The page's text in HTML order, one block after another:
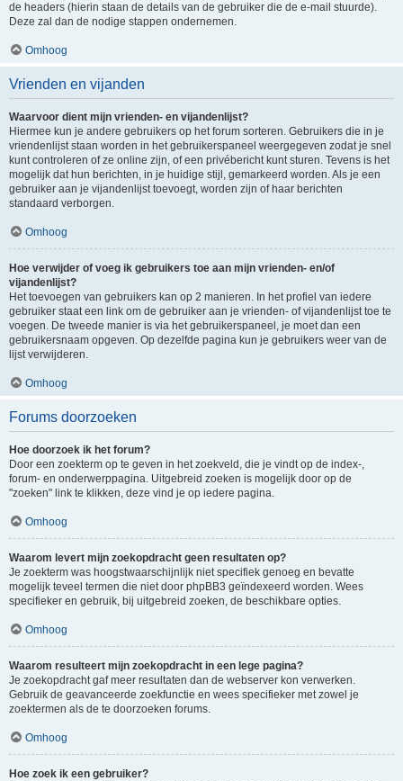
de headers (hierin staan de details van de gebruiker die de e-mail stuurde).
Deze zal dan de nodige stappen ondernemen.
Omhoog
Vrienden en vijanden
Waarvoor dient mijn vrienden- en vijandenlijst?
Hiermee kun je andere gebruikers op het forum sorteren. Gebruikers die in je
vriendenlijst staan worden in het gebruikerspaneel weergegeven zodat je snel
kunt controleren of ze online zijn, of een privébericht kunt sturen. Tevens is het
mogelijk dat hun berichten, in je huidige stijl, gemarkeerd worden. Als je een
gebruiker aan je vijandenlijst toevoegt, worden zijn of haar berichten
standaard verborgen.
Omhoog
Hoe verwijder of voeg ik gebruikers toe aan mijn vrienden- en/of
vijandenlijst?
Het toevoegen van gebruikers kan op 2 manieren. In het profiel van iedere
gebruiker staat een link om de gebruiker aan je vrienden- of vijandenlijst toe te
voegen. De tweede manier is via het gebruikerspaneel, je moet dan een
gebruikersnaam opgeven. Op dezelfde pagina kun je gebruikers weer van de
lijst verwijderen.
Omhoog
Forums doorzoeken
Hoe doorzoek ik het forum?
Door een zoekterm op te geven in het zoekveld, die je vindt op de index-,
forum- en onderwerppagina. Uitgebreid zoeken is mogelijk door op de
"zoeken" link te klikken, deze vind je op iedere pagina.
Omhoog
Waarom levert mijn zoekopdracht geen resultaten op?
Je zoekterm was hoogstwaarschijnlijk niet specifiek genoeg en bevatte
mogelijk teveel termen die niet door phpBB3 geïndexeerd worden. Wees
specifieker en gebruik, bij uitgebreid zoeken, de beschikbare opties.
Omhoog
Waarom resulteert mijn zoekopdracht in een lege pagina?
Je zoekopdracht gaf meer resultaten dan de webserver kon verwerken.
Gebruik de geavanceerde zoekfunctie en wees specifieker met zowel je
zoektermen als de te doorzoeken forums.
Omhoog
Hoe zoek ik een gebruiker?